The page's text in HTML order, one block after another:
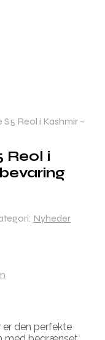
Reol i Kashmir –
Reol i
Nyheder
er den perfekte